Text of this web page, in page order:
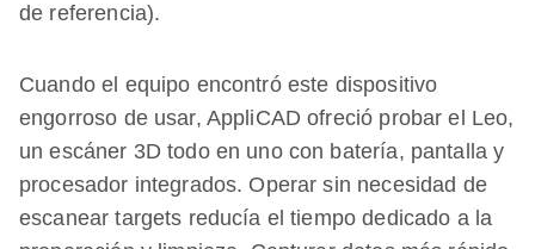
de referencia).
Cuando el equipo encontró este dispositivo
engorroso de usar, AppliCAD ofreció probar el Leo,
un escáner 3D todo en uno con batería, pantalla y
procesador integrados. Operar sin necesidad de
escanear targets reducía el tiempo dedicado a la